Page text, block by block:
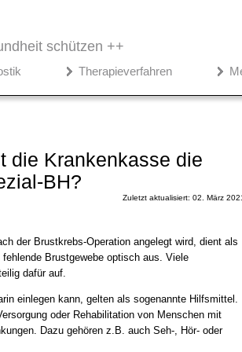
schützen ++
Therapieverfahren
die Krankenkasse die
BH?
Zuletzt aktualisiert: 02. März
der Brustkrebs-Operation angelegt wird, dient als
Brustgewebe optisch aus. Viele
dafür auf.
einlegen kann, gelten als sogenannte Hilfsmittel.
oder Rehabilitation von Menschen mit
Dazu gehören z.B. auch Seh-, Hör- oder